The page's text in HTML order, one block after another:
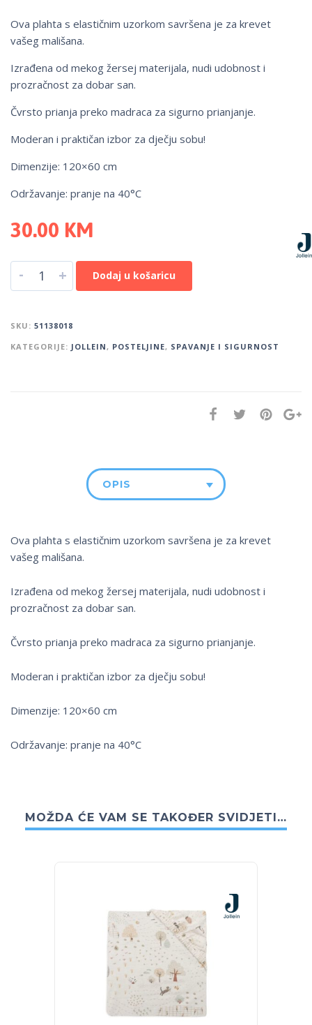
Ova plahta s elastičnim uzorkom savršena je za krevet
vašeg mališana.
Izrađena od mekog žersej materijala, nudi udobnost i
prozračnost za dobar san.
Čvrsto prianja preko madraca za sigurno prianjanje.
Moderan i praktičan izbor za dječju sobu!
Dimenzije: 120×60 cm
Održavanje: pranje na 40°C
30.00 KM
- + Dodaj u košaricu
SKU: 51138018
KATEGORIJE: JOLLEIN, POSTELJINE, SPAVANJE I SIGURNOST
OPIS
Ova plahta s elastičnim uzorkom savršena je za krevet
vašeg mališana.
Izrađena od mekog žersej materijala, nudi udobnost i
prozračnost za dobar san.
Čvrsto prianja preko madraca za sigurno prianjanje.
Moderan i praktičan izbor za dječju sobu!
Dimenzije: 120×60 cm
Održavanje: pranje na 40°C
MOŽDA ĆE VAM SE TAKOĐER SVIDJETI…